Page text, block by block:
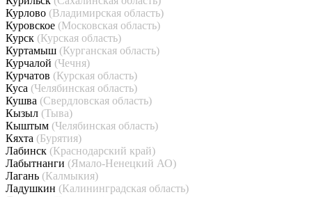
Курлово (Владимирская область)
Куровское (Московская область)
Курск (Курская область)
Куртамыш (Курганская область)
Курчалой (Чечня)
Курчатов (Курская область)
Куса (Челябинская область)
Кушва (Свердловская область)
Кызыл (Тыва)
Кыштым (Челябинская область)
Кяхта (Бурятия)
Лабинск (Краснодарский край)
Лабытнанги (Ямало-Ненецкий АО)
Лагань (Калмыкия)
Ладушкин (Калининградская область)